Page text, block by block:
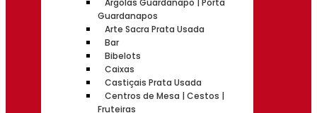
Argolas Guardanapo | Porta
Guardanapos
Arte Sacra Prata Usada
Bar
Bibelots
Caixas
Castiçais Prata Usada
Centros de Mesa | Cestos |
Fruteiras